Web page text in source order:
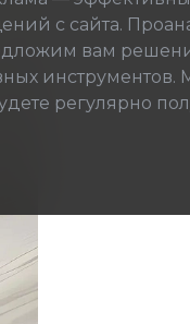
с сайта.
вам
регулярно